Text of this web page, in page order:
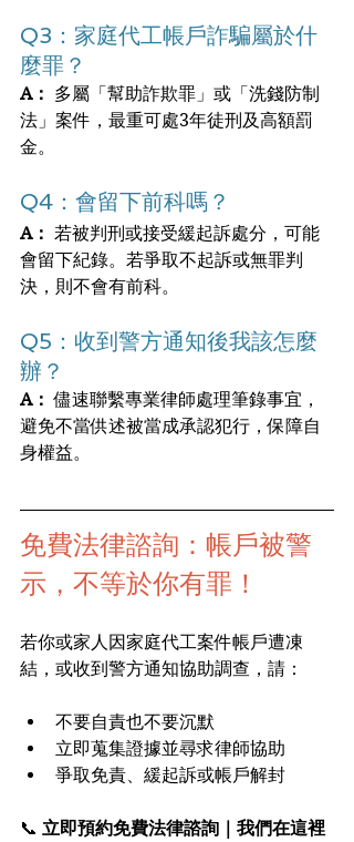
Q3：家庭代工帳戶詐騙屬於什
麼罪？
A： 多屬「幫助詐欺罪」或「洗錢防制
法」案件，最重可處3年徒刑及高額罰
金。
Q4：會留下前科嗎？
A： 若被判刑或接受緩起訴處分，可能
會留下紀錄。若爭取不起訴或無罪判
決，則不會有前科。
Q5：收到警方通知後我該怎麼
辦？
A： 儘速聯繫專業律師處理筆錄事宜，
避免不當供述被當成承認犯行，保障自
身權益。
免費法律諮詢：帳戶被警
示，不等於你有罪！
若你或家人因家庭代工案件帳戶遭凍
結，或收到警方通知協助調查，請：
不要自責也不要沉默
立即蒐集證據並尋求律師協助
爭取免責、緩起訴或帳戶解封
📞 立即預約免費法律諮詢｜我們在這裡